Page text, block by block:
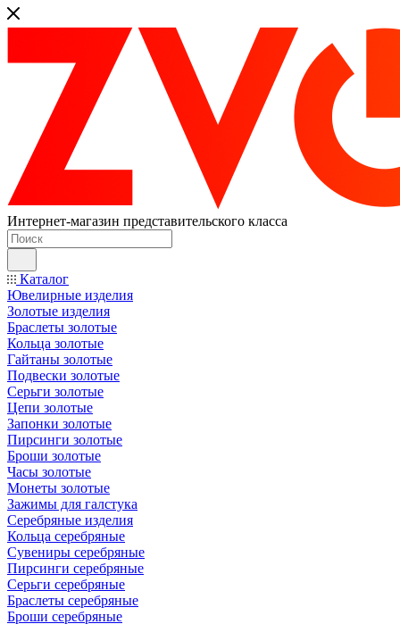
Интернет-магазин представительского класса
Каталог
Ювелирные изделия
Золотые изделия
Браслеты золотые
Кольца золотые
Гайтаны золотые
Подвески золотые
Серьги золотые
Цепи золотые
Запонки золотые
Пирсинги золотые
Броши золотые
Часы золотые
Монеты золотые
Зажимы для галстука
Серебряные изделия
Кольца серебряные
Сувениры серебряные
Пирсинги серебряные
Серьги серебряные
Браслеты серебряные
Броши серебряные